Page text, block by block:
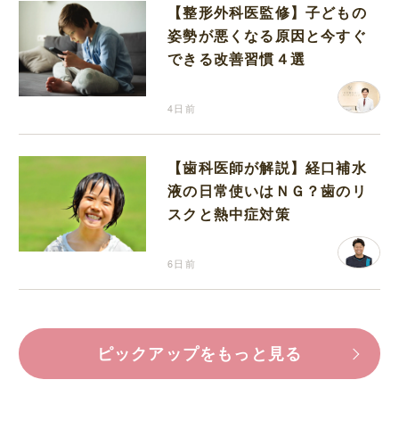
【整形外科医監修】子どもの
姿勢が悪くなる原因と今すぐ
できる改善習慣４選
4日前
【歯科医師が解説】経口補水
液の日常使いはＮＧ？歯のリ
スクと熱中症対策
6日前
ピックアップをもっと見る